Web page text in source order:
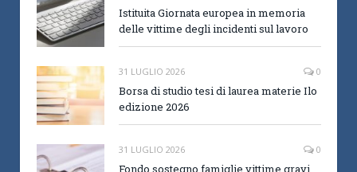
Istituita Giornata europea in memoria
delle vittime degli incidenti sul lavoro
31 LUGLIO 2026 0
Borsa di studio tesi di laurea materie Ilo
edizione 2026
31 LUGLIO 2026 0
Fondo sostegno famiglie vittime gravi